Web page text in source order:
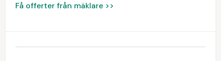
Få offerter från mäklare >>